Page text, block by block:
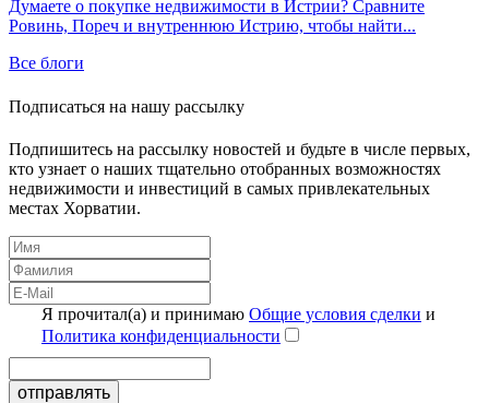
Думаете о покупке недвижимости в Истрии? Сравните
Ровинь, Пореч и внутреннюю Истрию, чтобы найти...
Все блоги
Подписаться на нашу рассылку
Подпишитесь на рассылку новостей и будьте в числе первых,
кто узнает о наших тщательно отобранных возможностях
недвижимости и инвестиций в самых привлекательных
местах Хорватии.
Я прочитал(а) и принимаю Общие условия сделки и
Политика конфиденциальности